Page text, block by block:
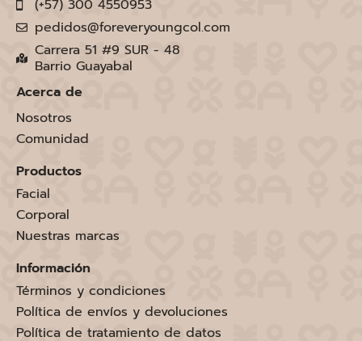
(+57) 300 4550953
pedidos@foreveryoungcol.com
Carrera 51 #9 SUR - 48
Barrio Guayabal
Acerca de
Nosotros
Comunidad
Productos
Facial
Corporal
Nuestras marcas
Información
Términos y condiciones
Política de envíos y devoluciones
Política de tratamiento de datos